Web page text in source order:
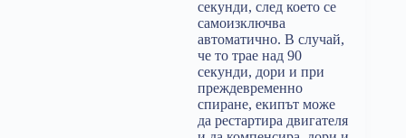
секунди, след което се
самоизключва
автоматично. В случай,
че то трае над 90
секунди, дори и при
преждевременно
спиране, екипът може
да рестартира двигателя